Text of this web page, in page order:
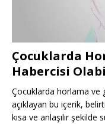
Çocuklarda
Habercisi
Çocuklarda horlama ve
açıklayan bu içerik,
kısa ve anlaşılır şekilde